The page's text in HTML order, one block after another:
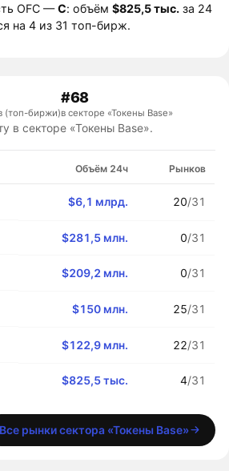
OFC —C: объём$825,5 тыс. за 24
на 4 из 31 топ-бирж.
(топ-биржи)
#68
в секторе «Токены Base»
в секторе «Токены Base».
Объём 24ч Рынков
$6,1 млрд. 20/31
$281,5 млн. 0/31
$209,2 млн. 0/31
$150 млн. 25/31
$122,9 млн. 22/31
$825,5 тыс. 4/31
Все рынки сектора «Токены Base»